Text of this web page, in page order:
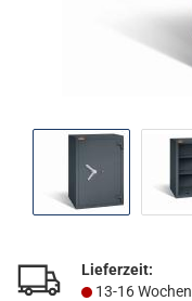
Lieferzeit:
13-16 Wochen